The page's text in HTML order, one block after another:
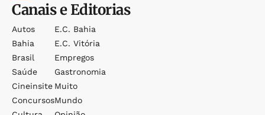
Canais e Editorias
Autos
Bahia
Brasil
Saúde
Cineinsite
Concursos
E.c. Bahia
E.c. Vitória
Empregos
Gastronomia
Muito
Mundo